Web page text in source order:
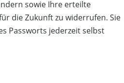
sowie Ihre erteilte
die Zukunft zu widerrufen. Sie
Passworts jederzeit selbst